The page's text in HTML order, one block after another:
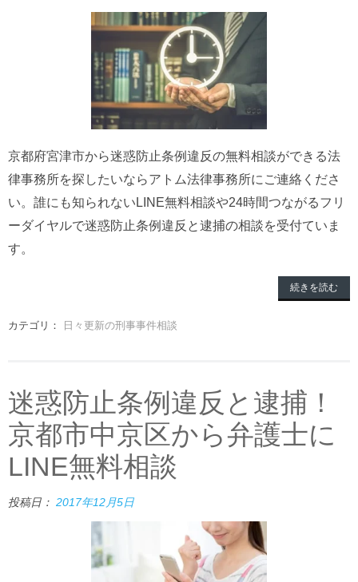
京都府宮津市から迷惑防止条例違反の無料相談ができる法
律事務所を探したいならアトム法律事務所にご連絡くださ
い。誰にも知られないLINE無料相談や24時間つながるフリ
ーダイヤルで迷惑防止条例違反と逮捕の相談を受付ていま
す。
続きを読む
カテゴリ： 日々更新の刑事事件相談
迷惑防止条例違反と逮捕！
京都市中京区から弁護士に
LINE無料相談
投稿日： 2017年12月5日